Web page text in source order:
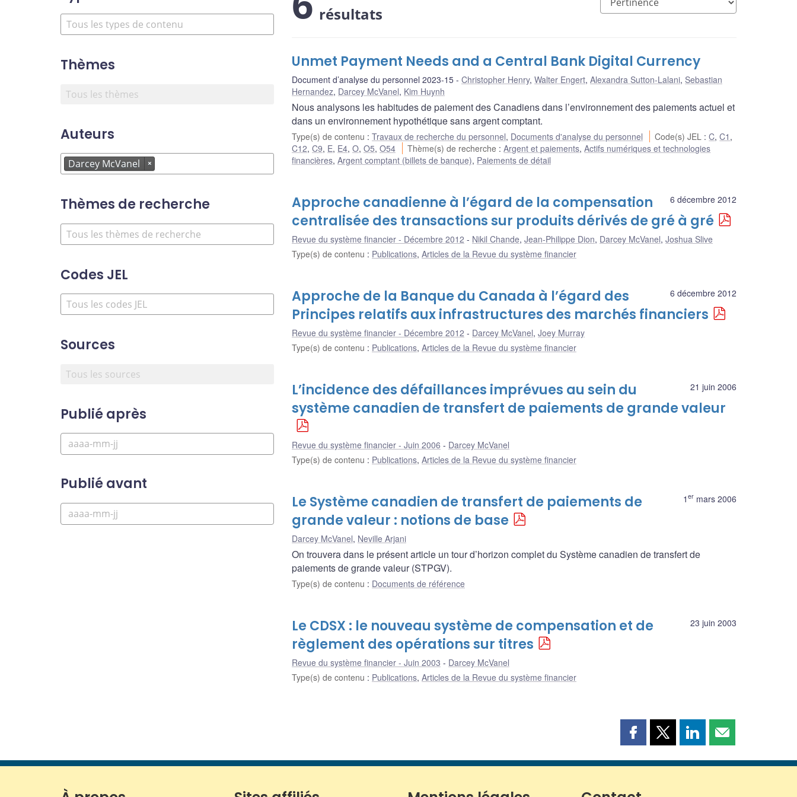
Thèmes
Auteurs
Darcey McVanel ×
Thèmes de recherche
Codes JEL
Sources
Publié après
Publié avant
résultats
Unmet Payment Needs and a Central Bank Digital Currency
Document d’analyse du personnel 2023-15 Christopher Henry, Walter Engert, Alexandra Sutton-Lalani, Sebastian
Hernandez, Darcey McVanel, Kim Huynh
Nous analysons les habitudes de paiement des Canadiens dans l’environnement des paiements actuel et
dans un environnement hypothétique sans argent comptant.
Type(s) de contenu : Travaux de recherche du personnel, Documents d'analyse du personnel Code(s) JEL :C,C1 ,
C12, C9, E, E4, O, O5, O54 Thème(s) de recherche :Argent et paiements,Actifs numériques et technologies
financières, Argent comptant (billets de banque), Paiements de détail
6 décembre 2012
Approche canadienne à l’égard de la compensation
centralisée des transactions sur produits dérivés de gré à gré
Revue du système financier - Décembre 2012 Nikil Chande, Jean-Philippe Dion, Darcey McVanel, Joshua Slive
Type(s) de contenu : Publications, Articles de la Revue du système financier
6 décembre 2012
Approche de la Banque du Canada à l’égard des
Principes relatifs aux infrastructures des marchés financiers
Revue du système financier - Décembre 2012 Darcey McVanel, Joey Murray
Type(s) de contenu : Publications, Articles de la Revue du système financier
21 juin 2006
L’incidence des défaillances imprévues au sein du
système canadien de transfert de paiements de grande valeur
Revue du système financier - Juin 2006
Darcey McVanel
Type(s) de contenu : Publications, Articles de la Revue du système financier
1 er mars 2006
Le Système canadien de transfert de paiements de
grande valeur : notions de base
Darcey McVanel, Neville Arjani
On trouvera dans le présent article un tour d’horizon complet du Système canadien de transfert de
paiements de grande valeur (STPGV).
Type(s) de contenu : Documents de référence
23 juin 2003
Le CDSX : le nouveau système de compensation et de
règlement des opérations sur titres
Revue du système financier - Juin 2003
Darcey McVanel
Type(s) de contenu : Publications, Articles de la Revue du système financier
Partager
page
Facebook
Partager
page
Partager
page
Partager
page